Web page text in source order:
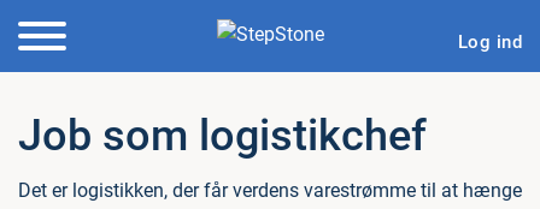
Log ind
Job som logistikchef
Det er logistikken, der får verdens varestrømme til at hænge